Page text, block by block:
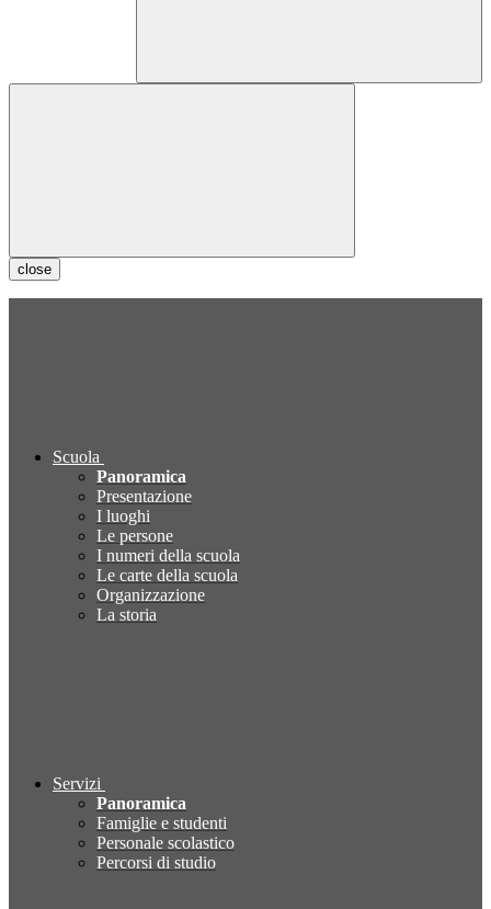
close
Scuola
Panoramica
Presentazione
I luoghi
Le persone
I numeri della scuola
Le carte della scuola
Organizzazione
La storia
Servizi
Panoramica
Famiglie e studenti
Personale scolastico
Percorsi di studio